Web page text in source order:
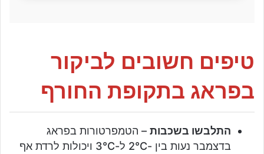
טיפים חשובים לביקור
בפראג בתקופת החורף
התלבשו בשכבות – הטמפרטורות בפראג
בדצמבר נעות בין -2°C ל-3°C ויכולות לרדת אף